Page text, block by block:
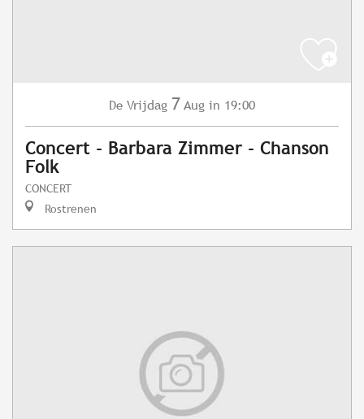
De Vrijdag 7 Aug in 19:00
Concert - Barbara Zimmer - Chanson
Folk
CONCERT
Rostrenen